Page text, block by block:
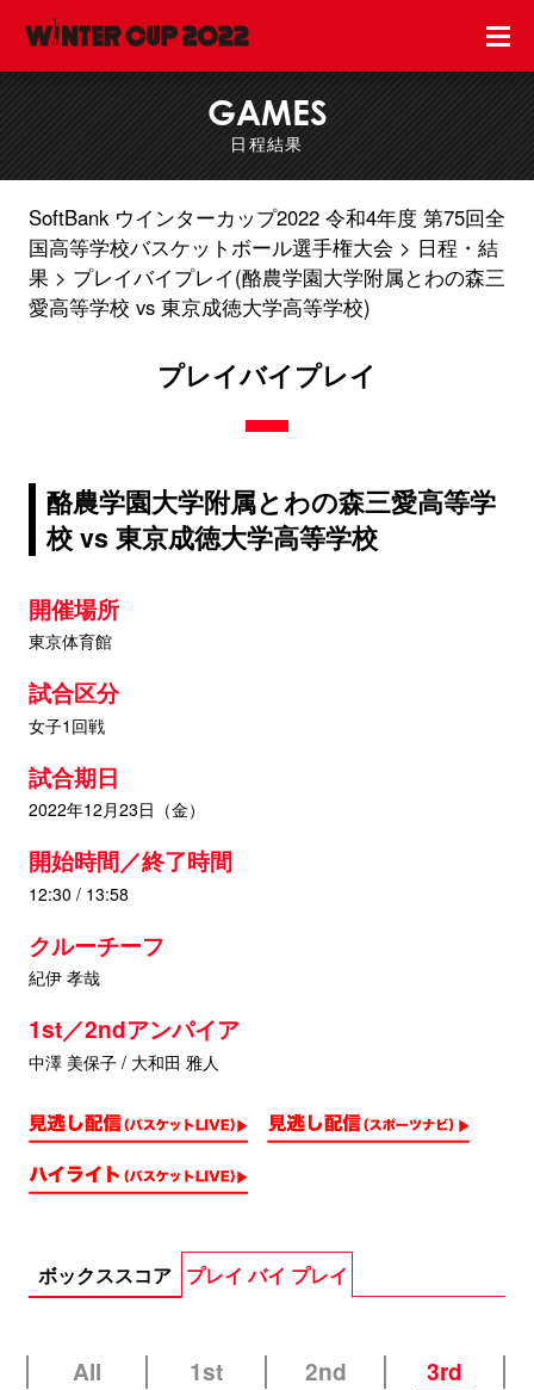
GAMES
日程結果
SoftBank ウインターカップ2022 令和4年度 第75回全
国高等学校バスケットボール選手権大会
日程・結
果
プレイバイプレイ(酪農学園大学附属とわの森三
愛高等学校 vs 東京成徳大学高等学校)
プレイバイプレイ
酪農学園大学附属とわの森三愛高等学
校 vs 東京成徳大学高等学校
開催場所
東京体育館
試合区分
女子1回戦
試合期日
2022年12月23日（金）
開始時間／終了時間
12:30 / 13:58
クルーチーフ
紀伊 孝哉
1st／2ndアンパイア
中澤 美保子 / 大和田 雅人
ボックススコア プレイ バイ プレイ
All 1st 2nd
3rd